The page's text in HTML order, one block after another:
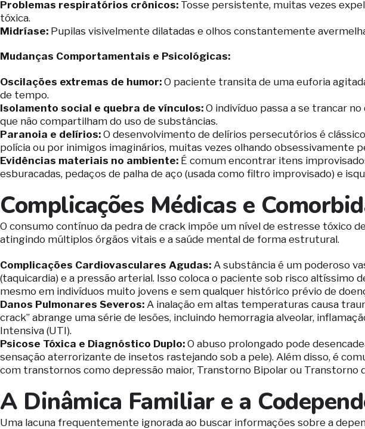
Problemas respiratórios crônicos: Tosse persistente, muitas vezes
tóxica.
Midríase: Pupilas visivelmente dilatadas e olhos constantemente
Mudanças Comportamentais e Psicológicas:
Oscilações extremas de humor: O paciente transita de uma euforia
de tempo.
Isolamento social e quebra de vínculos: O indivíduo passa a se trancar
que não compartilham do uso de substâncias.
Paranoia e delírios: O desenvolvimento de delírios persecutórios é
polícia ou por inimigos imaginários, muitas vezes olhando obsessivamente
Evidências materiais no ambiente: É comum encontrar itens
esburacadas, pedaços de palha de aço (usada como filtro improvisado) e
Complicações Médicas e
O consumo contínuo da pedra de crack impõe um nível de estresse tóxico
atingindo múltiplos órgãos vitais e a saúde mental de forma estrutural.
Complicações Cardiovasculares Agudas: A substância é um poderoso
(taquicardia) e a pressão arterial. Isso coloca o paciente sob risco altíssimo
mesmo em indivíduos muito jovens e sem qualquer histórico prévio de
Danos Pulmonares Severos: A inalação em altas temperaturas causa
crack” abrange uma série de lesões, incluindo hemorragia alveolar,
Intensiva (UTI).
Psicose Tóxica e Diagnóstico Duplo: O abuso prolongado pode
sensação aterrorizante de insetos rastejando sob a pele). Além disso, é
com transtornos como depressão maior, Transtorno Bipolar ou Transtorno
A Dinâmica Familiar e a
Uma lacuna frequentemente ignorada ao buscar informações sobre a